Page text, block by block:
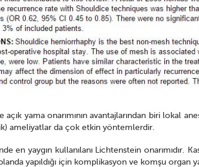
yama onarımının avantajlarından biri lokal
ameliyatlar da çok etkin yöntemlerdir.
en yaygın kullanılanı Lichtenstein onarımıdır.
yapıldığı için komplikasyon ve komşu organ